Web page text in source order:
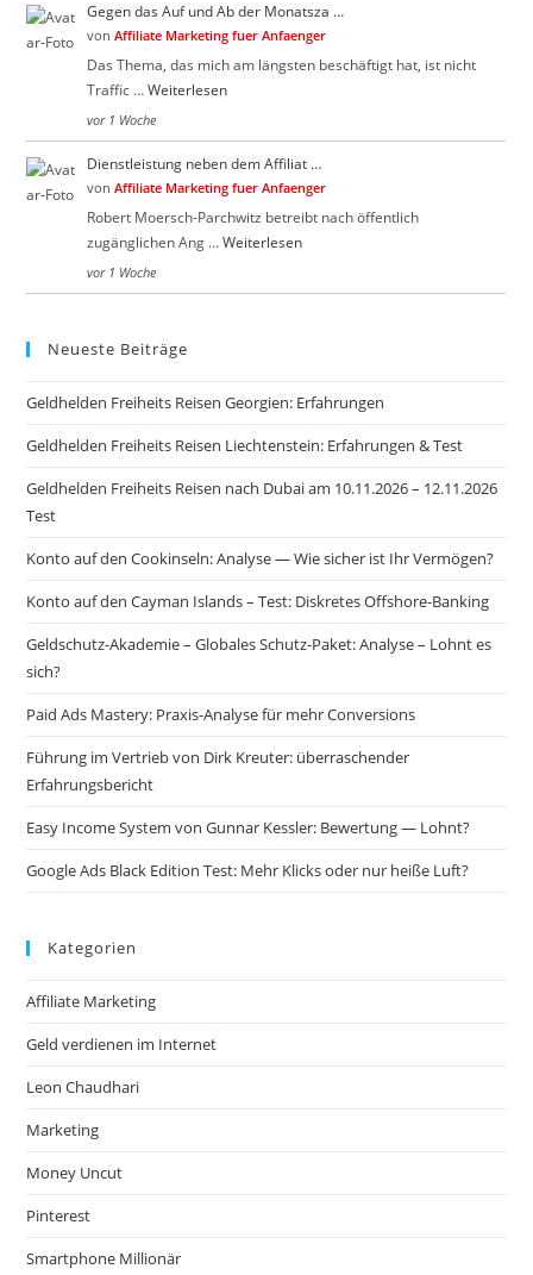
Gegen das Auf und Ab der Monatsza …
vonAffiliate Marketing fuer Anfaenger
Das Thema, das mich am längsten beschäftigt hat, ist nicht
Traffic …Weiterlesen
vor 1 Woche
Dienstleistung neben dem Affiliat …
vonAffiliate Marketing fuer Anfaenger
Robert Moersch-Parchwitz betreibt nach öffentlich
zugänglichen Ang …Weiterlesen
vor 1 Woche
Neueste Beiträge
Geldhelden Freiheits Reisen Georgien: Erfahrungen
Geldhelden Freiheits Reisen Liechtenstein: Erfahrungen & Test
Geldhelden Freiheits Reisen nach Dubai am 10.11.2026 – 12.11.2026
Test
Konto auf den Cookinseln: Analyse — Wie sicher ist Ihr Vermögen?
Konto auf den Cayman Islands – Test: Diskretes Offshore-Banking
Geldschutz-Akademie – Globales Schutz-Paket: Analyse – Lohnt es
sich?
Paid Ads Mastery: Praxis-Analyse für mehr Conversions
Führung im Vertrieb von Dirk Kreuter: überraschender
Erfahrungsbericht
Easy Income System von Gunnar Kessler: Bewertung — Lohnt?
Google Ads Black Edition Test: Mehr Klicks oder nur heiße Luft?
Kategorien
Affiliate Marketing
Geld verdienen im Internet
Leon Chaudhari
Marketing
Money Uncut
Pinterest
Smartphone Millionär